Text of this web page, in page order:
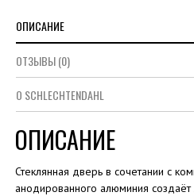
ОПИСАНИЕ
ОТЗЫВЫ (0)
О SCHLECHTENDAHL
ОПИСАНИЕ
Стеклянная дверь в сочетании с
анодированного алюминия создаёт